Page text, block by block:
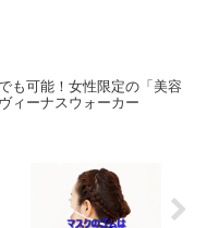
も可能！女性限定の「美容
ィーナスウォーカー